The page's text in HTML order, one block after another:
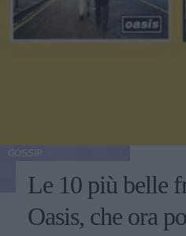
Le 10 più belle
Oasis, che ora